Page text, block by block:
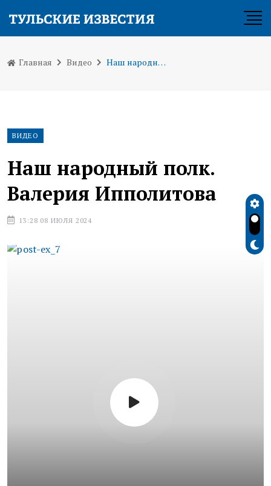
Главная Видео Наш народный полк. Валерия Ипполитова
ВИДЕО
Наш народный полк.
Валерия Ипполитова
13:28 08 ИЮЛЯ 2024